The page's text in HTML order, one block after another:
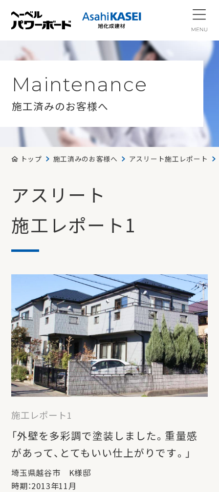
Maintenance
施工済みのお客様へ
トップ 施工済みのお客様へ アスリート施工レポート
アスリート
施工レポート1
施工レポート1
「外壁を多彩調で塗装しました。 重量感
があって、とてもいい仕上がりです。」
埼玉県越谷市 K様邸
時期：2013年11月